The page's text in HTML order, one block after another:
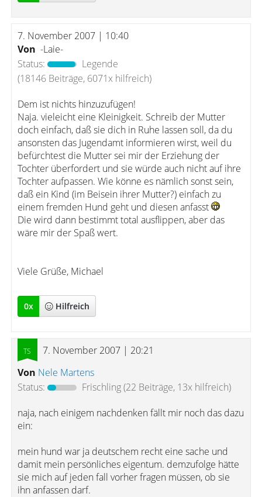
7. November 2007 | 10:40
Von -Laie-
Status:
Legende
(18146 Beiträge, 6071x hilfreich)
Dem ist nichts hinzuzufügen!
Naja. vieleicht eine Kleinigkeit. Schreib der Mutter
doch einfach, daß sie dich in Ruhe lassen soll, da du
ansonsten das Jugendamt informieren wirst, weil du
befürchtest die Mutter sei mir der Erziehung der
Tochter überfordert und sie würde auch nicht auf ihre
Tochter aufpassen. Wie könne es nämlich sonst sein,
daß ein Kind (im Beisein ihrer Mutter?) einfach zu
einem fremden Hund geht und diesen anfasst
Die wird dann bestimmt total ausflippen, aber das
wäre mir der Spaß wert.
Viele Grüße, Michael
0x Hilfreich
7. November 2007 | 20:21
Von Nele Martens
Status:
Frischling(22 Beiträge, 13x hilfreich)
naja, nach einigem nachdenken fällt mir noch das dazu
ein:
mein hund war ja deutschem recht eine sache und
damit mein persönliches eigentum. demzufolge hätte
sie mich auf jeden fall vorher fragen müssen, ob sie
ihn anfassen darf.